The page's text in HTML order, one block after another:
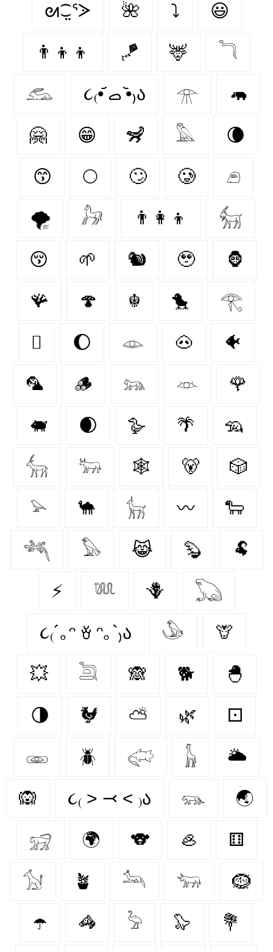
ᘛ⁐̤ᕐᐷ 🌺 ⤵ 😃
👨‍👦‍👦 🪁 🦌 𓆓
𓃹 ૮₍•᷄ ࡇ •᷅₎ა 𓁿 🦛
🤗 😁 🦨 𓅓 🌘
😙 🌕 🙄 🥲 𓂉
🌪️ 𓃗 👨‍👩‍👦 𓃶
😚 🌱 🐿 🥹 🦍
🪸 🍄‍ ☬ 🐤 𓂀
🫩 🌔 𓁼 🐽 🐠
🦜 🪵 𓃬 𓁺 🌹
🐖 🌒 🪿 🌴 🦡
𓃲 𓃽 🕸️ 🐻 🎲
𓅫 🐪 𓃴 〰️ 🐑
𓆈 𓅃 😹 🦫 🐏
⚡ 𓆚 🪻 𓆏
૮₍´｡ᵔ ꈊ ᵔ｡`₎ა 𓅇 🦒
💥 𓆖 🙈 🐕 🐣
🌗 🐓 ⛅ 🌿 ⚀
𓁾 🪲 𓅾 𓃱 🌥️
🙉 ૮₍ ˃ ⤙ ˂ ₎ა 𓃮 🌏
𓃸 🌍 🐨 🦪 ⚅
𓃩 🪴 𓃢 𓃓 🪹
☂️ 🦓 𓅦 🦭 💐